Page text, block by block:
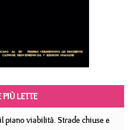
LETTE
piano viabilità. Strade chiuse e